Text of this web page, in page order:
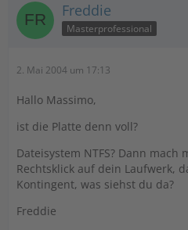
Freddie
Masterprofessional
2. Mai 2004 um 17:13
Hallo Massimo,
ist die Platte denn voll?
Dateisystem NTFS? Dann
Rechtsklick auf dein Laufwerk,
Kontingent, was siehst du da?
Freddie